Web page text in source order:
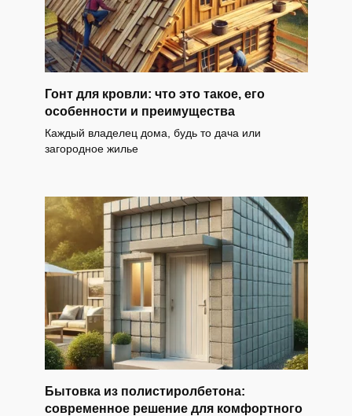
Гонт для кровли: что это такое, его
особенности и преимущества
Каждый владелец дома, будь то дача или
загородное жилье
Бытовка из полистиролбетона:
современное решение для комфортного